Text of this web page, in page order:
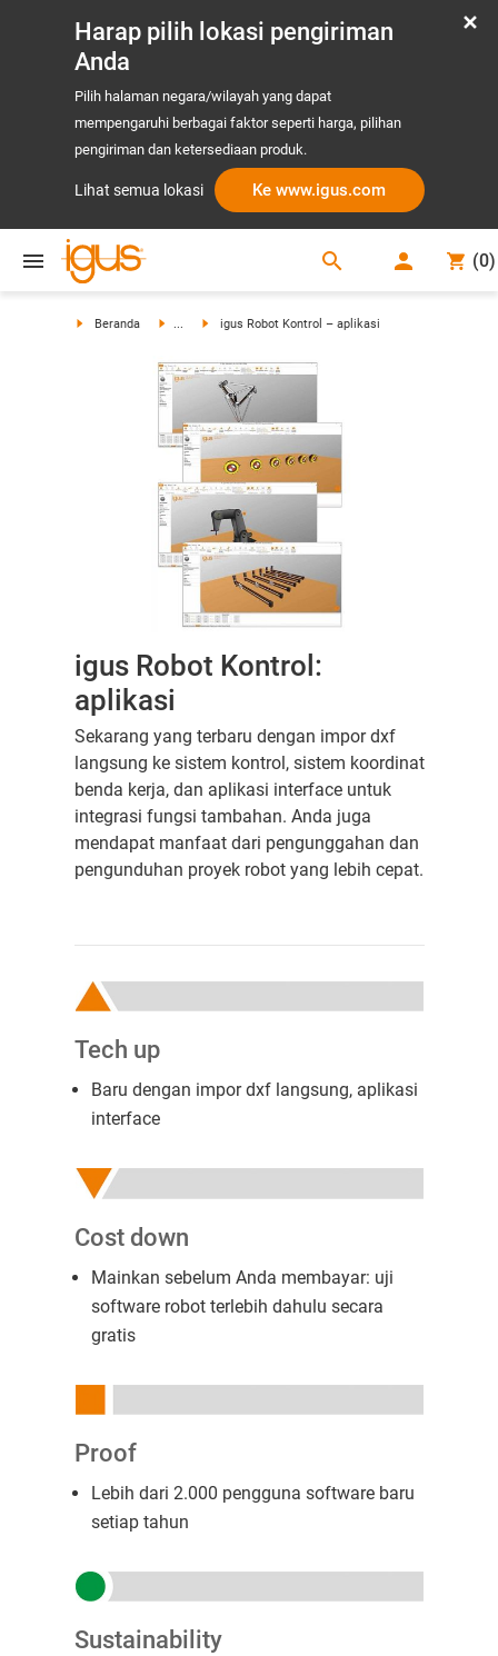
Harap pilih lokasi pengiriman
Anda
Pilih halaman negara/wilayah yang dapat
mempengaruhi berbagai faktor seperti harga, pilihan
pengiriman dan ketersediaan produk.
Lihat semua lokasi Ke www.igus.com
search (0)
Beranda ... igus Robot Kontrol – aplikasi
igus Robot Kontrol:
aplikasi
Sekarang yang terbaru dengan impor dxf
langsung ke sistem kontrol, sistem koordinat
benda kerja, dan aplikasi interface untuk
integrasi fungsi tambahan. Anda juga
mendapat manfaat dari pengunggahan dan
pengunduhan proyek robot yang lebih cepat.
Tech up
Baru dengan impor dxf langsung, aplikasi
interface
Cost down
Mainkan sebelum Anda membayar: uji
software robot terlebih dahulu secara
gratis
Proof
Lebih dari 2.000 pengguna software baru
setiap tahun
Sustainability